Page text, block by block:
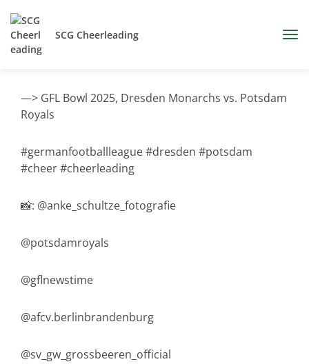
SCG Cheerleading
—> GFL Bowl 2025, Dresden Monarchs vs. Potsdam
Royals
#germanfootballleague #dresden #potsdam
#cheer #cheerleading
📸: @anke_schultze_fotografie
@potsdamroyals
@gflnewstime
@afcv.berlinbrandenburg
@sv_gw_grossbeeren_official